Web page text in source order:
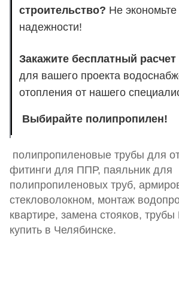
строительство? Не экономьте
надежности!
Закажите бесплатный расчет
для вашего проекта
отопления от нашего
Выбирайте полипропилен!
полипропиленовые трубы для
фитинги для ППР, паяльник для
полипропиленовых труб,
стекловолокном, монтаж
квартире, замена стояков,
купить в Челябинске.